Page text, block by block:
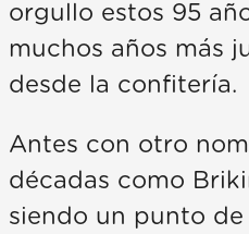
orgullo estos 95
muchos años más
desde la confitería.
Antes con otro
décadas como
siendo un punto